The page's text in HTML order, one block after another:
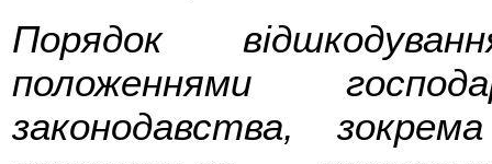
Порядок
положеннями
законодавства,